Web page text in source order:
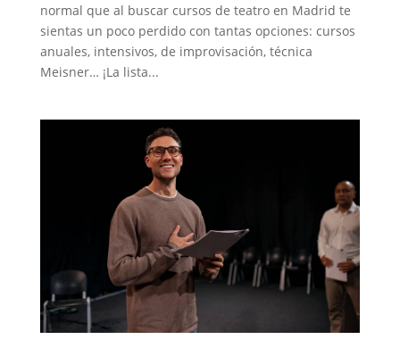
normal que al buscar cursos de teatro en Madrid te
sientas un poco perdido con tantas opciones: cursos
anuales, intensivos, de improvisación, técnica
Meisner… ¡La lista...